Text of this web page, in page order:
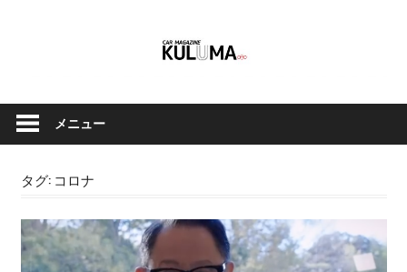
ツ
Car
Magazine
Kuluma.jp
ル
マ
バ
ク
の
メニュー
タグ: コロナ